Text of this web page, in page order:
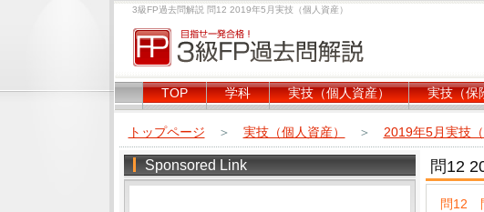
3級FP過去問解説 問12 2019年5月実技（個人資産）
TOP 学科 実技（個人資産） 実技（保
トップページ ＞ 実技（個人資産） ＞ 2019年5月実技（
問12
問12
Sponsored Link